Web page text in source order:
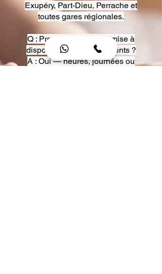
Exupéry, Part-Dieu, Perrache et
toutes gares régionales.
Q : Proposez-vous une mise à
disposition pour événements ?
A : Oui — heures, journées ou